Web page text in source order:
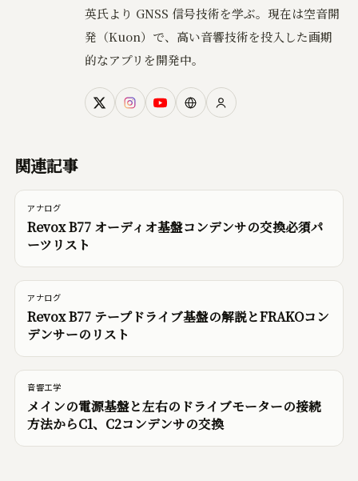
英氏より GNSS 信号技術を学ぶ。現在は空音開
発（Kuon）で、高い音響技術を投入した画期
的なアプリを開発中。
関連記事
アナログ
Revox B77 オーディオ基盤コンデンサの交換必須パ
ーツリスト
アナログ
Revox B77 テープドライブ基盤の解説とFRAKOコン
デンサーのリスト
音響工学
メインの電源基盤と左右のドライブモーターの接続
方法からC1、C2コンデンサの交換